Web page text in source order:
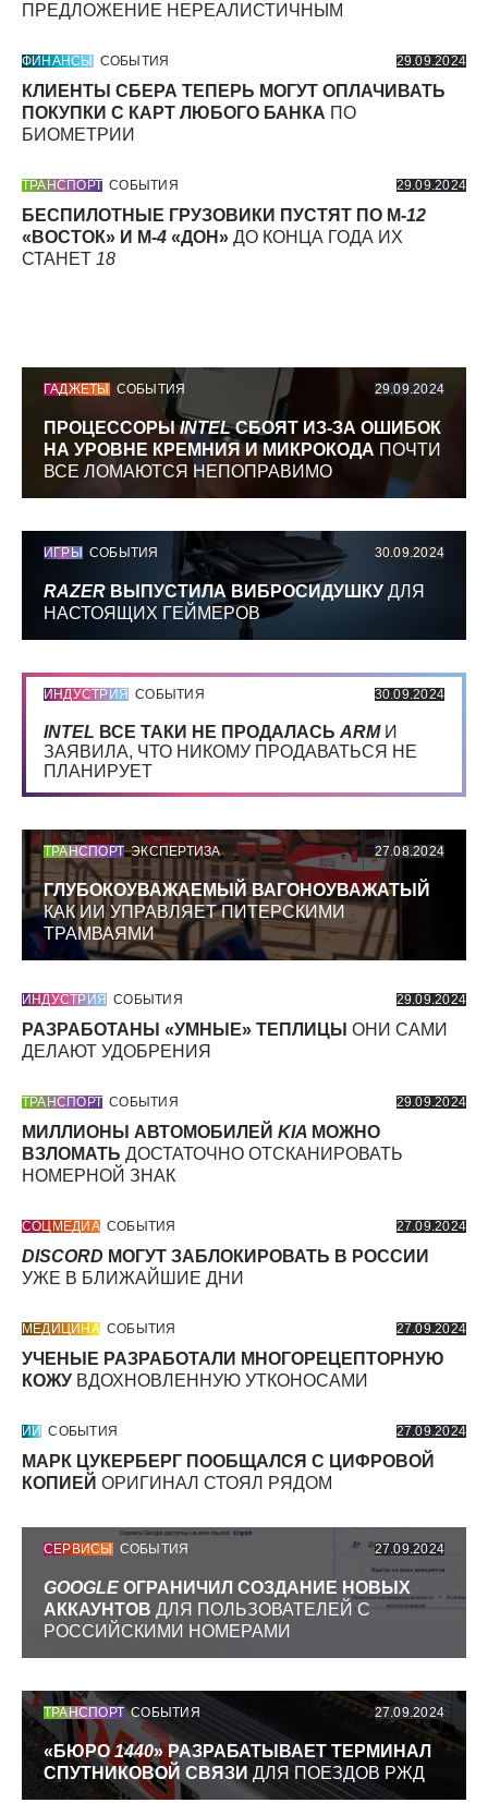
ПРЕДЛОЖЕНИЕ НЕРЕАЛИСТИЧНЫМ
ФИНАНСЫ СОБЫТИЯ 29.09.2024
КЛИЕНТЫ СБЕРА ТЕПЕРЬ МОГУТ ОПЛАЧИВАТЬ
ПОКУПКИ С КАРТ ЛЮБОГО БАНКА ПО
БИОМЕТРИИ
ТРАНСПОРТ СОБЫТИЯ 29.09.2024
БЕСПИЛОТНЫЕ ГРУЗОВИКИ ПУСТЯТ ПО М-12
«ВОСТОК» И М-4 «ДОН» ДО КОНЦА ГОДА ИХ
СТАНЕТ 18
ГАДЖЕТЫ СОБЫТИЯ 29.09.2024
ПРОЦЕССОРЫINTELСБОЯТ ИЗ-ЗА ОШИБОК
НА УРОВНЕ КРЕМНИЯ И МИКРОКОДА ПОЧТИ
ВСЕ ЛОМАЮТСЯ НЕПОПРАВИМО
ИГРЫ СОБЫТИЯ 30.09.2024
RAZER ВЫПУСТИЛА ВИБРОСИДУШКУ ДЛЯ
НАСТОЯЩИХ ГЕЙМЕРОВ
ИНДУСТРИЯ СОБЫТИЯ 30.09.2024
INTEL ВСЕ ТАКИ НЕ ПРОДАЛАСЬ ARMИ
ЗАЯВИЛА, ЧТО НИКОМУ ПРОДАВАТЬСЯ НЕ
ПЛАНИРУЕТ
ТРАНСПОРТ ЭКСПЕРТИЗА 27.08.2024
ГЛУБОКОУВАЖАЕМЫЙ ВАГОНОУВАЖАТЫЙ
КАК ИИ УПРАВЛЯЕТ ПИТЕРСКИМИ
ТРАМВАЯМИ
ИНДУСТРИЯ СОБЫТИЯ 29.09.2024
РАЗРАБОТАНЫ «УМНЫЕ» ТЕПЛИЦЫ ОНИ САМИ
ДЕЛАЮТ УДОБРЕНИЯ
ТРАНСПОРТ СОБЫТИЯ 29.09.2024
МИЛЛИОНЫ АВТОМОБИЛЕЙ KIA МОЖНО
ВЗЛОМАТЬ ДОСТАТОЧНО ОТСКАНИРОВАТЬ
НОМЕРНОЙ ЗНАК
СОЦМЕДИА СОБЫТИЯ 27.09.2024
DISCORD МОГУТ ЗАБЛОКИРОВАТЬ В РОССИИ
УЖЕ В БЛИЖАЙШИЕ ДНИ
МЕДИЦИНА СОБЫТИЯ 27.09.2024
УЧЕНЫЕ РАЗРАБОТАЛИ МНОГОРЕЦЕПТОРНУЮ
КОЖУ ВДОХНОВЛЕННУЮ УТКОНОСАМИ
ИИ СОБЫТИЯ 27.09.2024
МАРК ЦУКЕРБЕРГ ПООБЩАЛСЯ С ЦИФРОВОЙ
КОПИЕЙ ОРИГИНАЛ СТОЯЛ РЯДОМ
СЕРВИСЫ СОБЫТИЯ 27.09.2024
GOOGLE ОГРАНИЧИЛ СОЗДАНИЕ НОВЫХ
АККАУНТОВ ДЛЯ ПОЛЬЗОВАТЕЛЕЙ С
РОССИЙСКИМИ НОМЕРАМИ
ТРАНСПОРТ СОБЫТИЯ 27.09.2024
«БЮРО1440» РАЗРАБАТЫВАЕТ ТЕРМИНАЛ
СПУТНИКОВОЙ СВЯЗИ ДЛЯ ПОЕЗДОВ РЖД